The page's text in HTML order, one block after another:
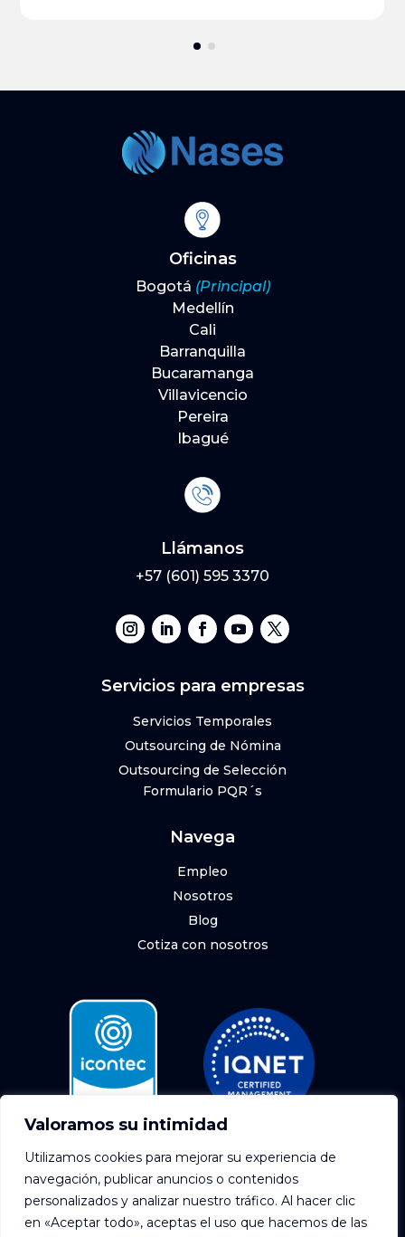
Valoramos su intimidad
Utilizamos cookies para mejorar su experiencia de
navegación, publicar anuncios o contenidos
personalizados y analizar nuestro tráfico. Al hacer clic
en «Aceptar todo», aceptas el uso que hacemos de las
Oficinas
Bogotá (Principal)
Medellín
Cali
Barranquilla
Bucaramanga
Villavicencio
Pereira
Ibagué
Llámanos
+57 (601) 595 3370
Servicios para empresas
Servicios Temporales
Outsourcing de Nómina
Outsourcing de Selección
Formulario PQR´s
Navega
Empleo
Nosotros
Blog
Cotiza con nosotros
SC-2002137
Desarrollado por20S